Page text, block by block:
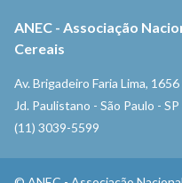
ANEC - Associação
Cereais
Av. Brigadeiro Faria Lima,
Jd. Paulistano - São Paulo -
(11) 3039-5599